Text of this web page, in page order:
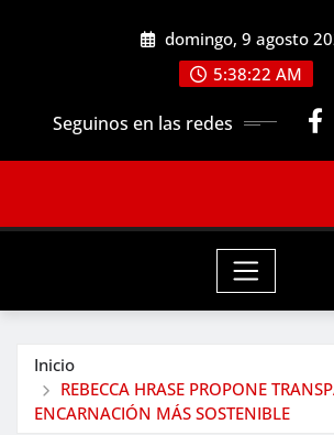
domingo, 9 agosto
5:38:24 AM
Seguinos en las redes
Inicio
REBECCA HRASE PROPONE
ENCARNACIÓN MÁS SOSTENIBLE